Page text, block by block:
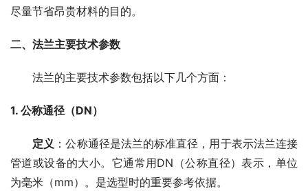
尽量节省昂贵材料的目的。
二、法兰主要技术参数
法兰的主要技术参数包括以下几个方面：
1. 公称通径（DN）
定义 ：公称通径是法兰的标准直径，用于表示法兰连接
管道或设备的大小。它通常用DN（公称直径）表示，单位
为毫米（mm）。是选型时的重要参考依据。